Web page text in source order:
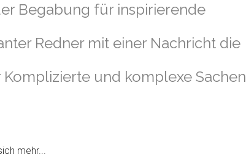
Begabung für inspirierende
Redner mit einer Nachricht die
und komplexe Sachen
mehr...